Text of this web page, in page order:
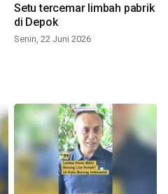
Setu tercemar limbah pabrik
di Depok
Senin, 22 Juni 2026